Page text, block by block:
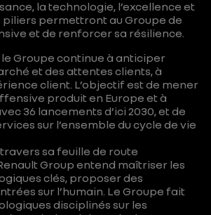
la technologie, l’excellence et
piliers permettront au Groupe de
et de renforcer sa résilience.
le Groupe continue à anticiper
et des attentes clients, à
client. L’objectif est de mener
produit en Europe et à
36 lancements d’ici 2030, et de
sur l’ensemble du cycle de vie
sa feuille de route
Group entend maîtriser les
clés, proposer des
sur l’humain. Le Groupe fait
disciplinés sur les